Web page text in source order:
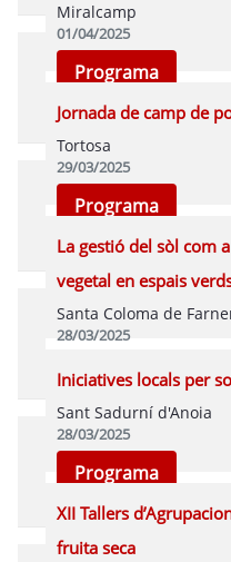
Miralcamp
01/04/2025
Programa
Jornada de camp de
Tortosa
29/03/2025
Programa
La gestió del sòl com
vegetal en espais
Santa Coloma de
28/03/2025
Programa
Iniciatives locals per
Sant Sadurní d'Anoia
28/03/2025
Programa
XII Tallers
fruita seca